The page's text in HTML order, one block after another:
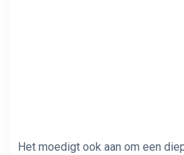
Het moedigt ook aan om een